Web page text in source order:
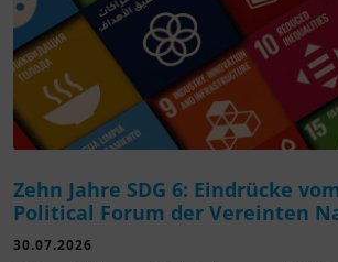
Zehn Jahre SDG 6: Eindrücke
Political Forum der Vereinten
30.07.2026